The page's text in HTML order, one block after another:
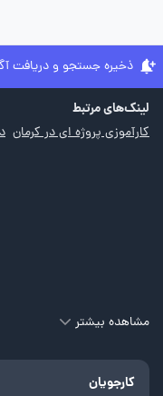
ذخیره جستجو و دریافت
لینک‌های مرتبط
کارآموزی پروژه ای در کرمان
مشاهده بیشتر
کارجویان